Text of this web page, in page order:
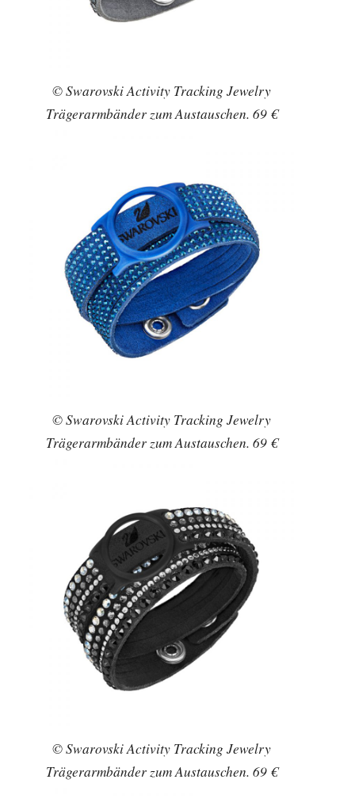
© Swarovski Activity Tracking Jewelry
Trägerarmbänder zum Austauschen. 69 €
© Swarovski Activity Tracking Jewelry
Trägerarmbänder zum Austauschen. 69 €
© Swarovski Activity Tracking Jewelry
Trägerarmbänder zum Austauschen. 69 €